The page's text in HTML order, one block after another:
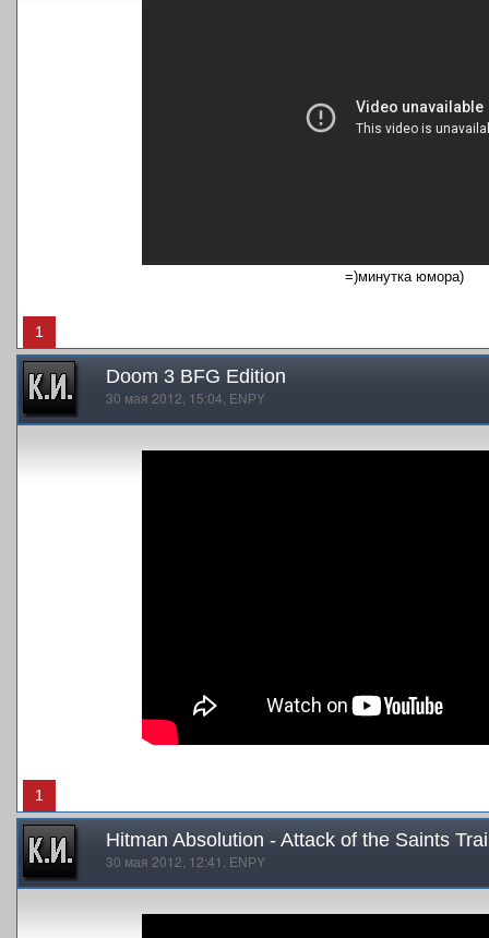
=)минутка юмора)
1
Doom 3 BFG Edition
30 мая 2012, 15:04, ENPY
1
Hitman Absolution - Attack of the Saints
30 мая 2012, 12:41, ENPY